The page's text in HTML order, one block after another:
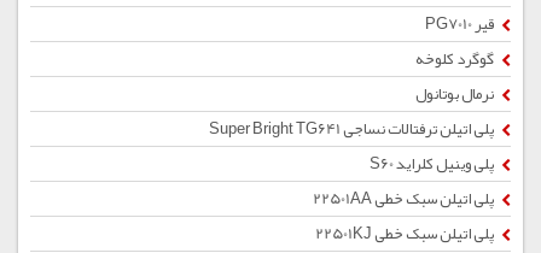
قیر PG7010
گوگرد کلوخه
نرمال بوتانول
پلی اتیلن ترفتالات نساجی Super Bright TG641
پلی وینیل کلراید S60
پلی اتیلن سبک خطی 22501AA
پلی اتیلن سبک خطی 22501KJ